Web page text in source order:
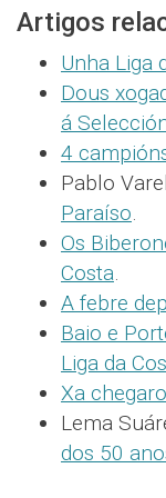
Artigos
Unha Liga
Dous
á
4
Pablo
Paraíso
Os
Costa
A febre
Baio e
Liga da
Xa
Lema
dos 50